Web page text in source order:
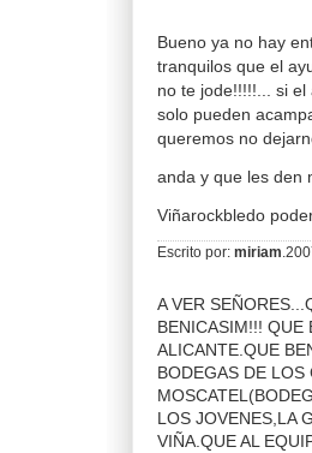
Bueno ya no hay
tranquilos que el
no te jode!!!!!... si
solo pueden
queremos no
anda y que les den
Viñarockbledo
Escrito por: miriam
A VER
BENICASIM!!! QUE
ALICANTE.QUE
BODEGAS DE LOS
LOS JOVENES,LA
VIÑA.QUE AL